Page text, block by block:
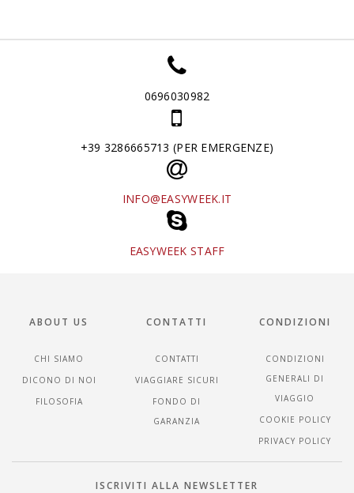
0696030982
+39 3286665713 (PER EMERGENZE)
INFO@EASYWEEK.IT
EASYWEEK STAFF
ABOUT US
CHI SIAMO
DICONO DI NOI
FILOSOFIA
CONTATTI
CONTATTI
VIAGGIARE SICURI
FONDO DI
GARANZIA
CONDIZIONI
CONDIZIONI
GENERALI DI
VIAGGIO
COOKIE POLICY
PRIVACY POLICY
ISCRIVITI ALLA NEWSLETTER